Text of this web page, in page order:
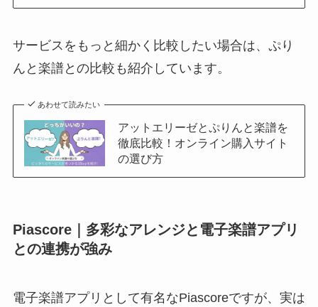
サービスをもっと細かく比較したい場合は、ぷり
んと楽譜との比較も紹介しています。
あわせて読みたい
アットエリーゼとぷりんと楽譜を
徹底比較！オンライン購入サイト
の選び方
Piascore｜多彩なアレンジと電子楽譜アプリ
との連携が強み
電子楽譜アプリとして有名なPiascoreですが、実は